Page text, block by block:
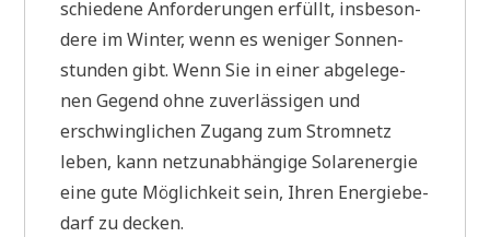
schie­de­ne Anfor­de­run­gen erfüllt, ins­be­son­
de­re im Win­ter, wenn es weni­ger Son­nen­
stun­den gibt. Wenn Sie in einer abge­le­ge­
nen Gegend ohne zuver­läs­si­gen und
erschwing­li­chen Zugang zum Strom­netz
leben, kann netz­un­ab­hän­gi­ge Solar­ener­gie
eine gute Mög­lich­keit sein, Ihren Ener­gie­be­
darf zu decken.